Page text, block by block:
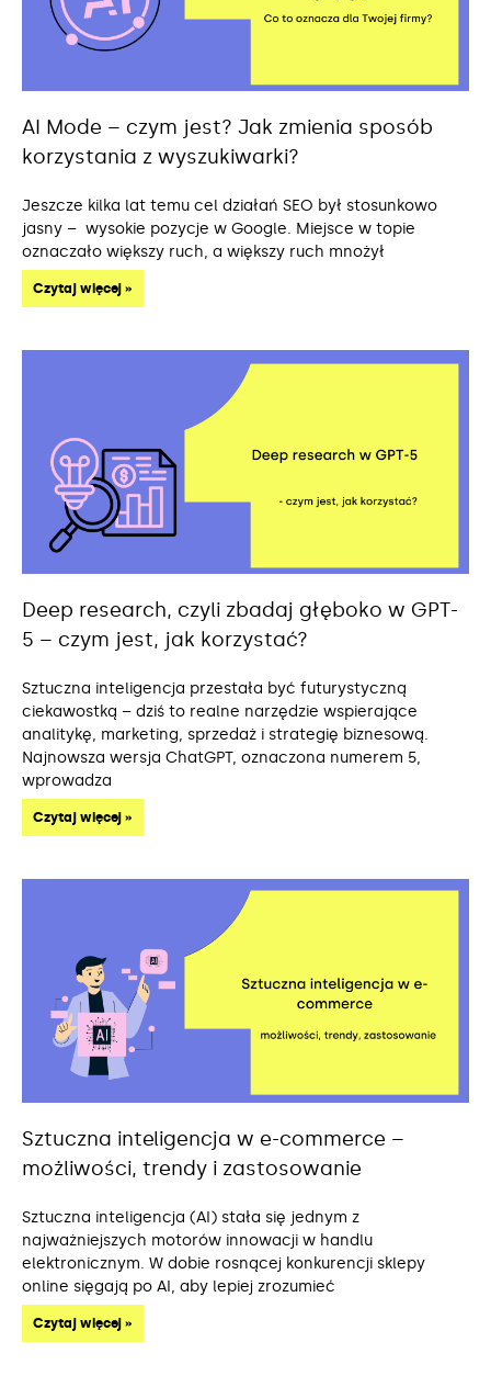
AI Mode – czym jest? Jak zmienia sposób
korzystania z wyszukiwarki?
Jeszcze kilka lat temu cel działań SEO był stosunkowo
jasny – wysokie pozycje w Google. Miejsce w topie
oznaczało większy ruch, a większy ruch mnożył
Czytaj więcej »
Deep research, czyli zbadaj głęboko w GPT-
5 – czym jest, jak korzystać?
Sztuczna inteligencja przestała być futurystyczną
ciekawostką – dziś to realne narzędzie wspierające
analitykę, marketing, sprzedaż i strategię biznesową.
Najnowsza wersja ChatGPT, oznaczona numerem 5,
wprowadza
Czytaj więcej »
Sztuczna inteligencja w e-commerce –
możliwości, trendy i zastosowanie
Sztuczna inteligencja (AI) stała się jednym z
najważniejszych motorów innowacji w handlu
elektronicznym. W dobie rosnącej konkurencji sklepy
online sięgają po AI, aby lepiej zrozumieć
Czytaj więcej »